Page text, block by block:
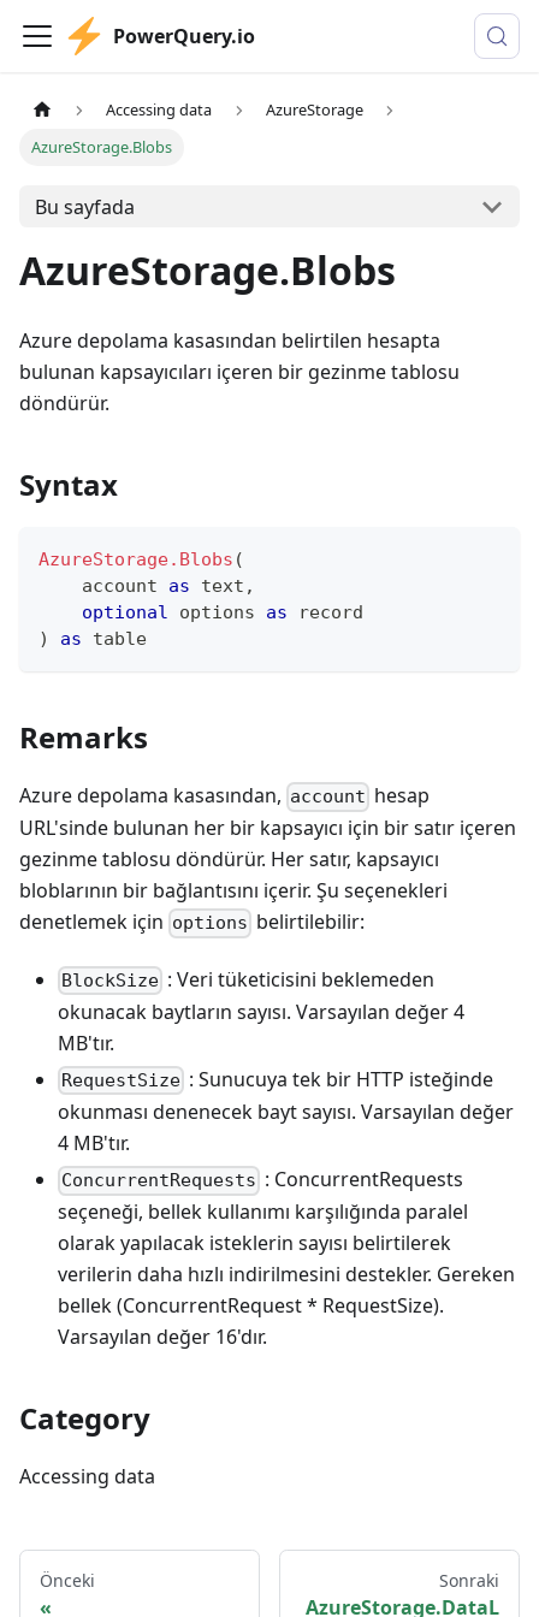
PowerQuery.io
Accessing data
AzureStorage
AzureStorage.Blobs
Bu sayfada
AzureStorage.Blobs
Azure depolama kasasından belirtilen hesapta
bulunan kapsayıcıları içeren bir gezinme tablosu
döndürür.
Syntax
AzureStorage.Blobs (
    account
as text ,
optional options as
record
)
as table
Remarks
Azure depolama kasasından, account hesap
URL'sinde bulunan her bir kapsayıcı için bir satır içeren
gezinme tablosu döndürür. Her satır, kapsayıcı
bloblarının bir bağlantısını içerir. Şu seçenekleri
denetlemek için options belirtilebilir:
BlockSize : Veri tüketicisini beklemeden
okunacak baytların sayısı. Varsayılan değer 4
MB'tır.
RequestSize : Sunucuya tek bir HTTP isteğinde
okunması denenecek bayt sayısı. Varsayılan değer
4 MB'tır.
ConcurrentRequests : ConcurrentRequests
seçeneği, bellek kullanımı karşılığında paralel
olarak yapılacak isteklerin sayısı belirtilerek
verilerin daha hızlı indirilmesini destekler. Gereken
bellek (ConcurrentRequest * RequestSize).
Varsayılan değer 16'dır.
Category
Accessing data
Önceki Sonraki
AzureStorage.DataL